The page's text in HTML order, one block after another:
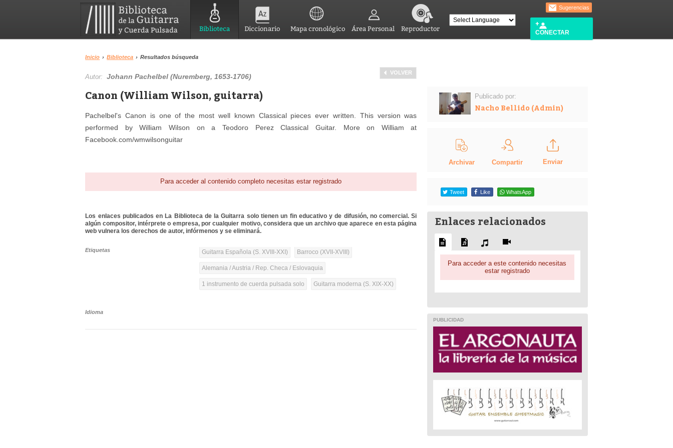
Biblioteca Diccionario Mapa cronológico Área Personal Reproductor
Sugerencias
CONECTAR
Inicio › Biblioteca › Resultados búsqueda
VOLVER
Autor:Johann Pachelbel (Nuremberg, 1653-1706)
Canon (William Wilson, guitarra)
Pachelbel's Canon is one of the most well known Classical pieces ever written. This version was
performed by William Wilson on a Teodoro Perez Classical Guitar. More on William at
Facebook.com/wmwilsonguitar
Para acceder al contenido completo necesitas estar registrado
Los enlaces publicados en La Biblioteca de la Guitarra solo tienen un fin educativo y de difusión, no comercial. Si
algún compositor, intérprete o empresa, por cualquier motivo, considera que un archivo que aparece en esta página
web vulnera los derechos de autor, infórmenos y se eliminará.
Etiquetas Guitarra Española (S. XVIII-XXI) Barroco (XVII-XVIII)
Alemania / Austria / Rep. Checa / Eslovaquia
1 instrumento de cuerda pulsada solo Guitarra moderna (S. XIX-XX)
Idioma
Publicado por:
Nacho Bellido (Admin)
Archivar Compartir Enviar
Tweet Like WhatsApp
Enlaces relacionados
Para acceder a este contenido necesitas
estar registrado
PUBLICIDAD